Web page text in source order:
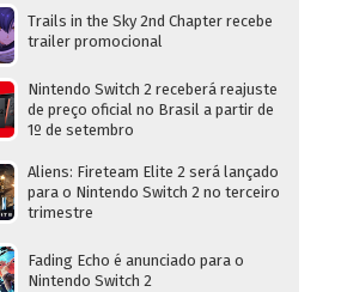
Trails in the Sky 2nd Chapter recebe
trailer promocional
Nintendo Switch 2 receberá reajuste
de preço oficial no Brasil a partir de
1º de setembro
Aliens: Fireteam Elite 2 será lançado
para o Nintendo Switch 2 no terceiro
trimestre
Fading Echo é anunciado para o
Nintendo Switch 2